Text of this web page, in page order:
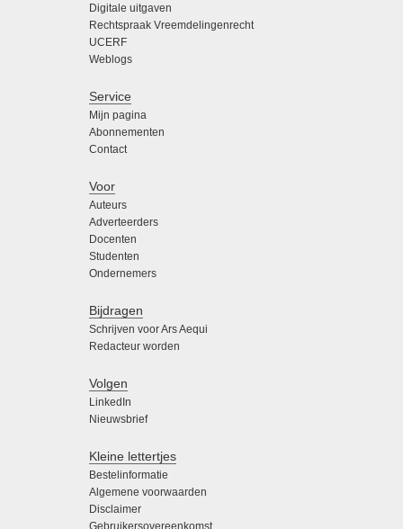
Digitale uitgaven
Rechtspraak Vreemdelingenrecht
UCERF
Weblogs
Service
Mijn pagina
Abonnementen
Contact
Voor
Auteurs
Adverteerders
Docenten
Studenten
Ondernemers
Bijdragen
Schrijven voor Ars Aequi
Redacteur worden
Volgen
LinkedIn
Nieuwsbrief
Kleine lettertjes
Bestelinformatie
Algemene voorwaarden
Disclaimer
Gebruikersovereenkomst